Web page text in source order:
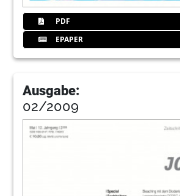
PDF
EPAPER
Ausgabe:
02/2009